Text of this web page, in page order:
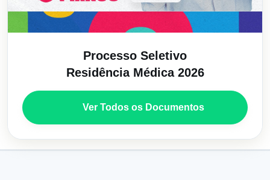
Processo Seletivo
Residência Médica 2026
Ver Todos os Documentos